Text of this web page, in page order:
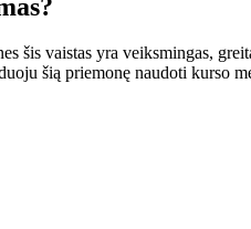
šis vaistas yra veiksmingas,
šią priemonę naudoti kurso